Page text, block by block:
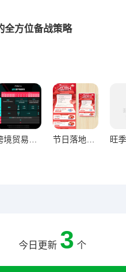
全方位备战策略
跨境贸易全年制胜密码，文化洞察驱动下的节日营销策略规划 节日落地页设计策略，高效激发用户购买欲望的实战指南
今日更新 3 个